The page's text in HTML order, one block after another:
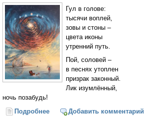
Гул в голове:
тысячи воплей,
зовы и стоны –
цвета иконы
утренний путь.
Пой, соловей –
в песнях утоплен
призрак законный.
Лик изумлённый,
ночь позабудь!
Подробнее о Гул Добавить комментарий